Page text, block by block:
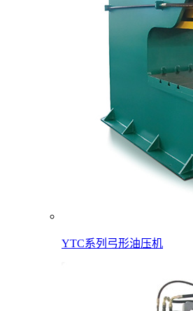
YTC系列弓形油压机